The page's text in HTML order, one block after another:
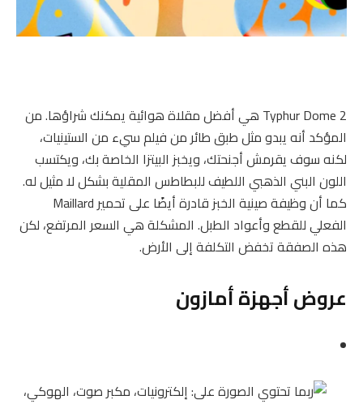
Typhur Dome 2 هي أفضل مقلاة هوائية يمكنك شراؤها. من
المؤكد أنه يبدو مثل طبق طائر من فيلم سيء من الستينيات،
لكنه سوف يقرمش أجنحتك، ويخبز البيتزا الخاصة بك، ويكتسب
اللون البني الذهبي اللطيف للبطاطس المقلية بشكل لا مثيل له.
كما أن وظيفة صينية الخبز قادرة أيضًا على تحمير Maillard
الفعلي للقطع وأعواد الطبل. المشكلة هي السعر المرتفع، لكن
هذه الصفقة تخفض التكلفة إلى الأرض.
عروض أجهزة أمازون